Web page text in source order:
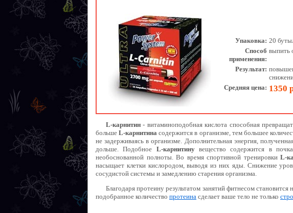
Упаковка: 20
Способ
применения:
выпить
Результат:
Средняя цена: 1350
L-карнитин - витаминоподобная кислота способная
большеL-карнитина содержится в организме, тем большее
не задерживаясь в организме. Дополнительная энергия,
дольше. Подобное L-карнитинувещество содержится в
необоснованной полноты. Во время спортивной тренировки L-
насыщает клетки кислородом, выводя из них яды. Снижение
сосудистой системы и замедлению старения организма.
Благодаря протеину результатом занятий фитнесом становится
подобранное количество протеина сделает ваше тело не только